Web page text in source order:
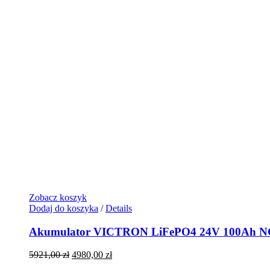
Zobacz koszyk
Dodaj do koszyka / Details
Akumulator VICTRON LiFePO4 24V 100Ah
5921,00zł Pierwotna
4980,00 złAktualna